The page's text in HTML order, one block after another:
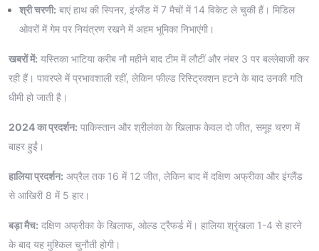
श्री चरणी: बाएं हाथ की स्पिनर, इंग्लैंड में 7 मैचों में 14 विकेट ले चुकी हैं। मिडिल
ओवरों में गेम पर नियंत्रण रखने में अहम भूमिका निभाएंगी।
खबरों में: यस्तिका भाटिया करीब नौ महीने बाद टीम में लौटीं और नंबर 3 पर बल्लेबाजी कर
रही हैं। पावरप्ले में प्रभावशाली रहीं, लेकिन फील्ड रिस्ट्रिक्शन हटने के बाद उनकी गति
धीमी हो जाती है।
2024 का प्रदर्शन: पाकिस्तान और श्रीलंका के खिलाफ केवल दो जीत, समूह चरण में
बाहर हुईं।
हालिया प्रदर्शन: अप्रैल तक 16 में 12 जीत, लेकिन बाद में दक्षिण अफ्रीका और इंग्लैंड
से आखिरी 8 में 5 हार।
बड़ा मैच: दक्षिण अफ्रीका के खिलाफ, ओल्ड ट्रैफर्ड में। हालिया श्रृंखला 1-4 से हारने
के बाद यह मुश्किल चुनौती होगी।